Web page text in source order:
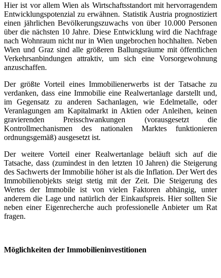
Hier ist vor allem Wien als Wirtschaftsstandort mit hervorragendem
Entwicklungspotenzial zu erwähnen. Statistik Austria prognostiziert
einen jährlichen Bevölkerungszuwachs von über 10.000 Personen
über die nächsten 10 Jahre. Diese Entwicklung wird die Nachfrage
nach Wohnraum nicht nur in Wien ungebrochen hochhalten. Neben
Wien und Graz sind alle größeren Ballungsräume mit öffentlichen
Verkehrsanbindungen attraktiv, um sich eine Vorsorgewohnung
anzuschaffen.
Der größte Vorteil eines Immobilienerwerbs ist der Tatsache zu
verdanken, dass eine Immobilie eine Realwertanlage darstellt und,
im Gegensatz zu anderen Sachanlagen, wie Edelmetalle, oder
Veranlagungen am Kapitalmarkt in Aktien oder Anleihen, keinen
gravierenden Preisschwankungen (vorausgesetzt die
Kontrollmechanismen des nationalen Marktes funktionieren
ordnungsgemäß) ausgesetzt ist.
Der weitere Vorteil einer Realwertanlage beläuft sich auf die
Tatsache, dass (zumindest in den letzten 10 Jahren) die Steigerung
des Sachwerts der Immobilie höher ist als die Inflation. Der Wert des
Immobilienobjekts steigt stetig mit der Zeit. Die Steigerung des
Wertes der Immobile ist von vielen Faktoren abhängig, unter
anderem die Lage und natürlich der Einkaufspreis. Hier sollten Sie
neben einer Eigenrecherche auch professionelle Anbieter um Rat
fragen.
Möglichkeiten der Immobilieninvestitionen